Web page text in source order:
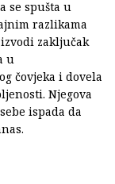
se spušta u
razlikama
zaključak
u
čovjeka i dovela
Njegova
ispada da